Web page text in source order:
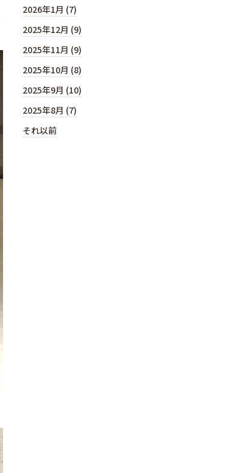
2026年1月 (7)
2025年12月 (9)
2025年11月 (9)
2025年10月 (8)
2025年9月 (10)
2025年8月 (7)
それ以前